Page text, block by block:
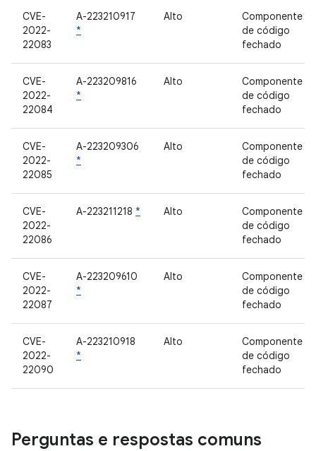
CVE-
2022-
22083
A-223210917
*
Alto
Componente
de código
fechado
CVE-
2022-
22084
A-223209816
*
Alto
Componente
de código
fechado
CVE-
2022-
22085
A-223209306
*
Alto
Componente
de código
fechado
CVE-
2022-
22086
A-223211218 * Alto
Componente
de código
fechado
CVE-
2022-
22087
A-223209610
*
Alto
Componente
de código
fechado
CVE-
2022-
22090
A-223210918
*
Alto
Componente
de código
fechado
Perguntas e respostas comuns